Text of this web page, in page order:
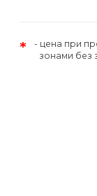
*
цена при
зонами без